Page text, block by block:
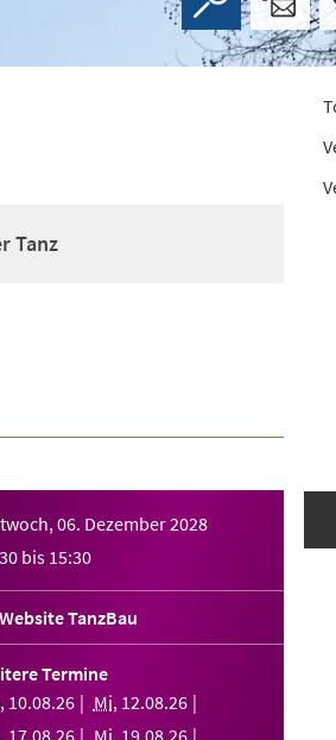
Tanz
06. Dezember 2028
bis 15:30
Website TanzBau
Termine
, 10.08.26 Mi, 12.08.26
, 17.08.26 Mi, 19.08.26